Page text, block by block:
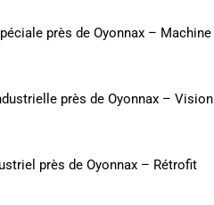
près de Oyonnax – Machine
près de Oyonnax – Vision
près de Oyonnax – Rétrofit